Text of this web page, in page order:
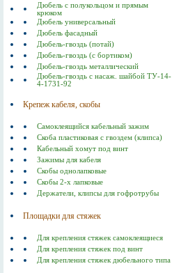
Дюбель с полукольцом и прямым
крюком
Дюбель универсальный
Дюбель фасадный
Дюбель-гвоздь (потай)
Дюбель-гвоздь (с бортиком)
Дюбель-гвоздь металлический
Дюбель-гвоздь с насаж. шайбой ТУ-14-
4-1731-92
Крепеж кабеля, скобы
Самоклеящийся кабельный зажим
Скоба пластиковая с гвоздем (клипса)
Кабельный хомут под винт
Зажимы для кабеля
Скобы однолапковые
Скобы 2-х лапковые
Держатели, клипсы для гофротрубы
Площадки для стяжек
Для крепления стяжек самоклеящиеся
Для крепления стяжек под винт
Для крепления стяжек дюбельного типа